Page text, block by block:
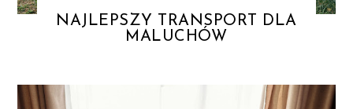
NAJLEPSZY TRANSPORT DLA
MALUCHÓW